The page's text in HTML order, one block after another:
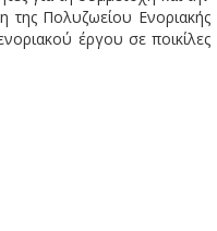
της Πολυζωείου Ενοριακής
έργου σε ποικίλες